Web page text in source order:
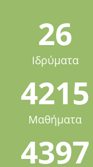
26
Ιδρύματα
4215
Μαθήματα
4397